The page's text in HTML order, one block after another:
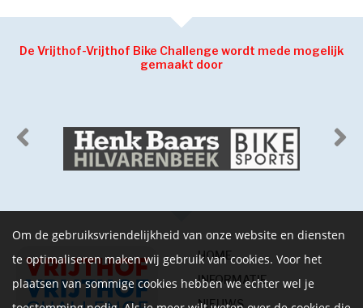
De Vrijthof-Vrijthof Bike Challenge wordt mede mogelijk
gemaakt door
HOME
INFORMATIE
NIEUWS
Om de gebruiksvriendelijkheid van onze website en diensten
te optimaliseren maken wij gebruik van cookies. Voor het
plaatsen van sommige cookies hebben we echter wel je